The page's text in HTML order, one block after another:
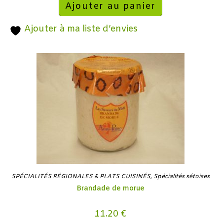
Ajouter au panier
Ajouter à ma liste d’envies
SPÉCIALITÉS RÉGIONALES & PLATS CUISINÉS, Spécialités sétoises
Brandade de morue
11.20 €